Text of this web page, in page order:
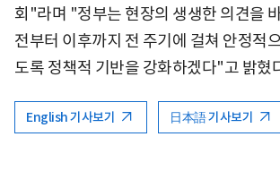
회"라며 "정부는 현장의 생생한 의견을
전부터 이후까지 전 주기에 걸쳐 안정적
도록 정책적 기반을 강화하겠다"고 밝혔
English 기사보기 日本語 기사보기